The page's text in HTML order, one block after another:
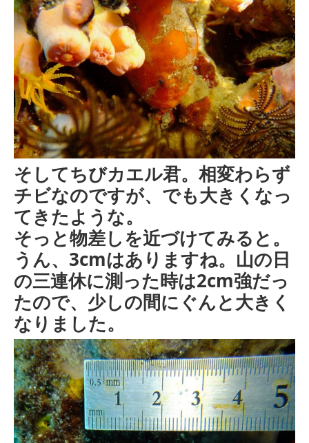
そしてちびカエル君。相変わらず
チビなのですが、でも大きくなっ
てきたような。
そっと物差しを近づけてみると。
うん、3cmはありますね。山の日
の三連休に測った時は2cm強だっ
たので、少しの間にぐんと大きく
なりました。